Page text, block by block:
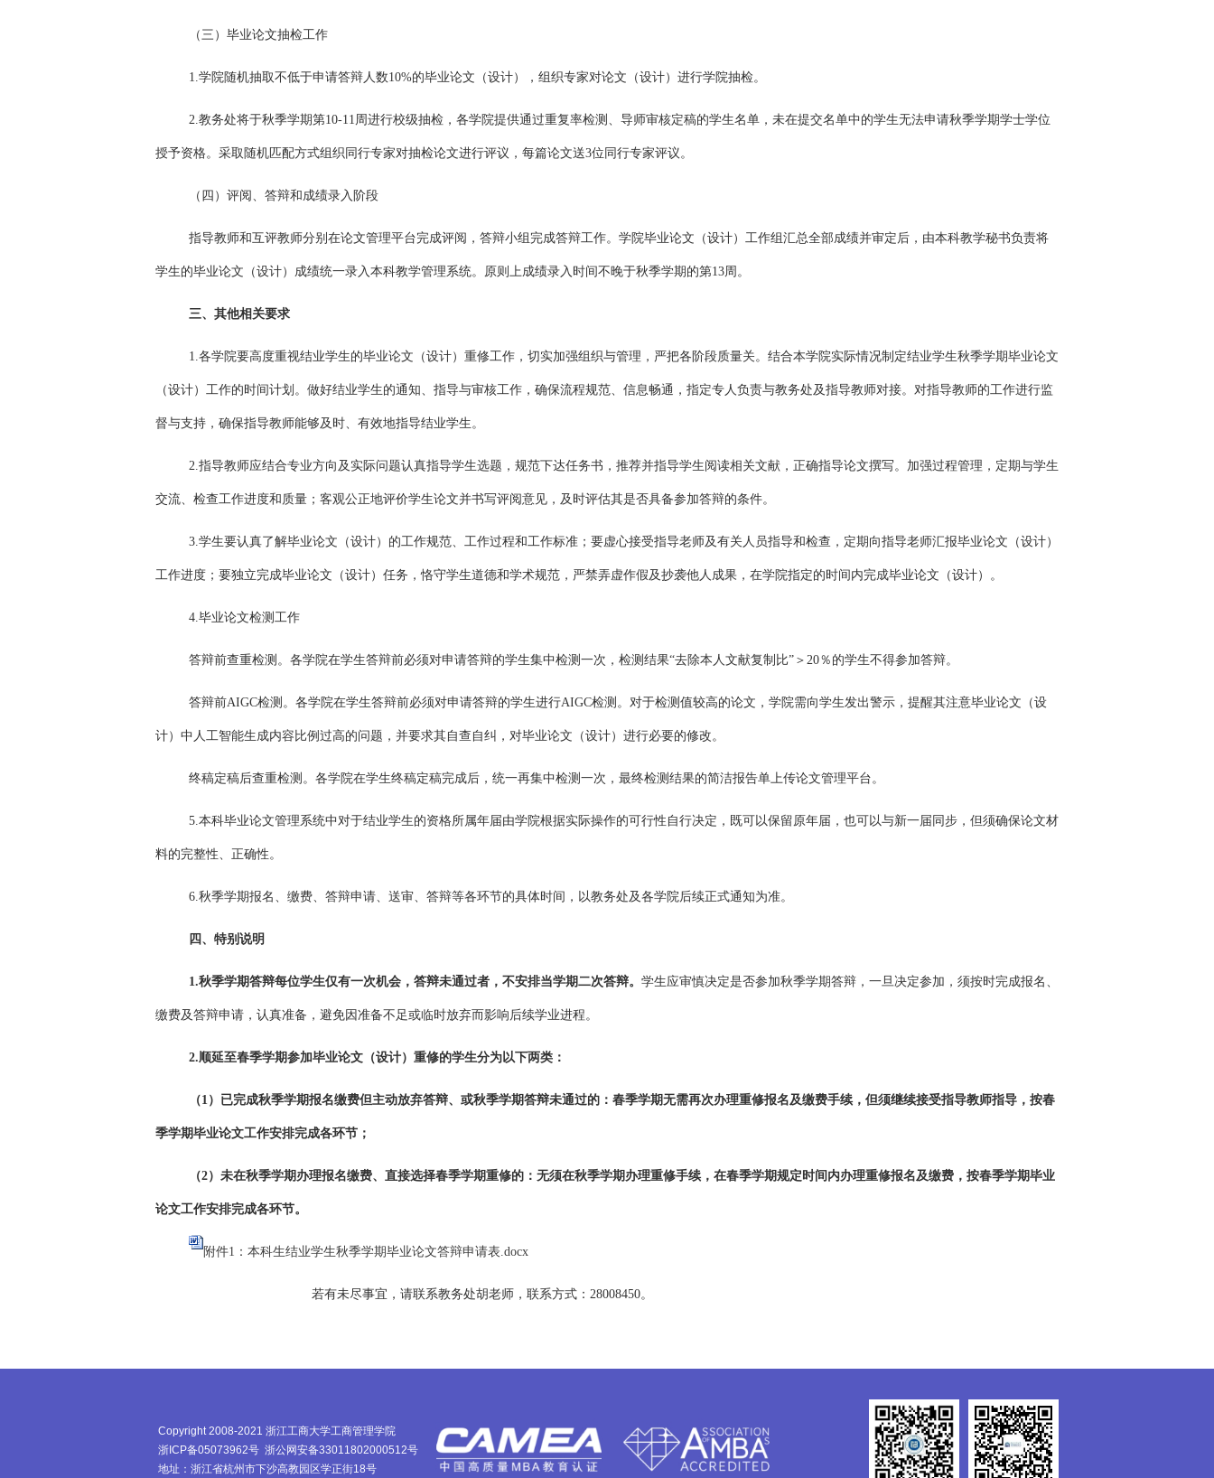
（三）毕业论文抽检工作
1.学院随机抽取不低于申请答辩人数10%的毕业论文（设计），组织专家对论文（设计）进行学院抽检。
2.教务处将于秋季学期第10-11周进行校级抽检，各学院提供通过重复率检测、导师审核定稿的学生名单，未在提交名单中的学生无法申请秋季学期学士学位
授予资格。采取随机匹配方式组织同行专家对抽检论文进行评议，每篇论文送3位同行专家评议。
（四）评阅、答辩和成绩录入阶段
指导教师和互评教师分别在论文管理平台完成评阅，答辩小组完成答辩工作。学院毕业论文（设计）工作组汇总全部成绩并审定后，由本科教学秘书负责将
学生的毕业论文（设计）成绩统一录入本科教学管理系统。原则上成绩录入时间不晚于秋季学期的第13周。
三、 其他相关要求
1.各学院要高度重视结业学生的毕业论文（设计）重修工作，切实加强组织与管理，严把各阶段质量关。结合本学院实际情况制定结业学生秋季学期毕业论文
（设计）工作的时间计划。做好结业学生的通知、指导与审核工作，确保流程规范、信息畅通，指定专人负责与教务处及指导教师对接。对指导教师的工作进行监
督与支持，确保指导教师能够及时、有效地指导结业学生。
2.指导教师应结合专业方向及实际问题认真指导学生选题，规范下达任务书，推荐并指导学生阅读相关文献，正确指导论文撰写。加强过程管理，定期与学生
交流、检查工作进度和质量；客观公正地评价学生论文并书写评阅意见，及时评估其是否具备参加答辩的条件。
3.学生要认真了解毕业论文（设计）的工作规范、工作过程和工作标准；要虚心接受指导老师及有关人员指导和检查，定期向指导老师汇报毕业论文（设计）
工作进度；要独立完成毕业论文（设计）任务，恪守学生道德和学术规范，严禁弄虚作假及抄袭他人成果，在学院指定的时间内完成毕业论文（设计）。
4.毕业论文检测工作
答辩前查重检测。各学院在学生答辩前必须对申请答辩的学生集中检测一次，检测结果“去除本人文献复制比”＞20％的学生不得参加答辩。
答辩前AIGC检测。各学院在学生答辩前必须对申请答辩的学生进行AIGC检测。对于检测值较高的论文，学院需向学生发出警示，提醒其注意毕业论文（设
计）中人工智能生成内容比例过高的问题，并要求其自查自纠，对毕业论文（设计）进行必要的修改。
终稿定稿后查重检测。各学院在学生终稿定稿完成后，统一再集中检测一次，最终检测结果的简洁报告单上传论文管理平台。
5.本科毕业论文管理系统中对于结业学生的资格所属年届由学院根据实际操作的可行性自行决定，既可以保留原年届，也可以与新一届同步，但须确保论文材
料的完整性、正确性。
6.秋季学期报名、缴费、答辩申请、送审、答辩等各环节的具体时间，以教务处及各学院后续正式通知为准。
四、特别说明
1.秋季学期答辩每位学生仅有一次机会 ， 答辩未通过者，不安排当学期二次答辩。 学生应审慎决定是否参加秋季学期答辩，一旦决定参加，须按时完成报名、
缴费及答辩申请，认真准备，避免因准备不足或临时放弃而影响后续学业进程。
2.顺延至春季学期参加毕业论文（设计）重修的学生分为以下两类 ：
（1）已完成秋季学期报名缴费但主动放弃答辩、或秋季学期答辩未通过的：春季学期无需再次办理重修报名及缴费手续，但须继续接受指导教师指导，按春
季学期毕业论文工作安排完成各环节；
（2）未在秋季学期办理报名缴费、直接选择春季学期重修的：无须在秋季学期办理重修手续， 在春季学期规定时间内办理重修报名及缴费，按春季学期毕业
论文工作安排完成各环节。
附件1：本科生结业学生秋季学期毕业论文答辩申请表.docx
若有未尽事宜，请联系教务处胡老师，联系方式：28008450。
Copyright 2008-2021 浙江工商大学工商管理学院
浙ICP备05073962号 浙公网安备33011802000512号
地址：浙江省杭州市下沙高教园区学正街18号